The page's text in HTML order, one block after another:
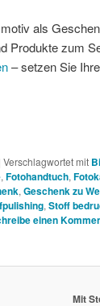
als
Produkte zum
– setzen Sie
Verschlagwortet mit
, Fotohandtuch,
, Geschenk zu
, Stoff
einen
Mit